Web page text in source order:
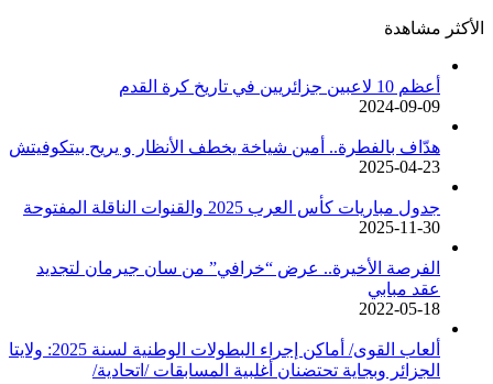
الأكثر مشاهدة
أعظم 10 لاعبين جزائريين في تاريخ كرة القدم
2024-09-09
هدّاف بالفطرة.. أمين شياخة يخطف الأنظار و يريح بيتكوفيتش
2025-04-23
جدول مباريات كأس العرب 2025 والقنوات الناقلة المفتوحة
2025-11-30
الفرصة الأخيرة.. عرض “خرافي” من سان جيرمان لتجديد
عقد مبابي
2022-05-18
ألعاب القوى/ أماكن إجراء البطولات الوطنية لسنة 2025: ولايتا
الجزائر وبجاية تحتضنان أغلبية المسابقات /اتحادية/